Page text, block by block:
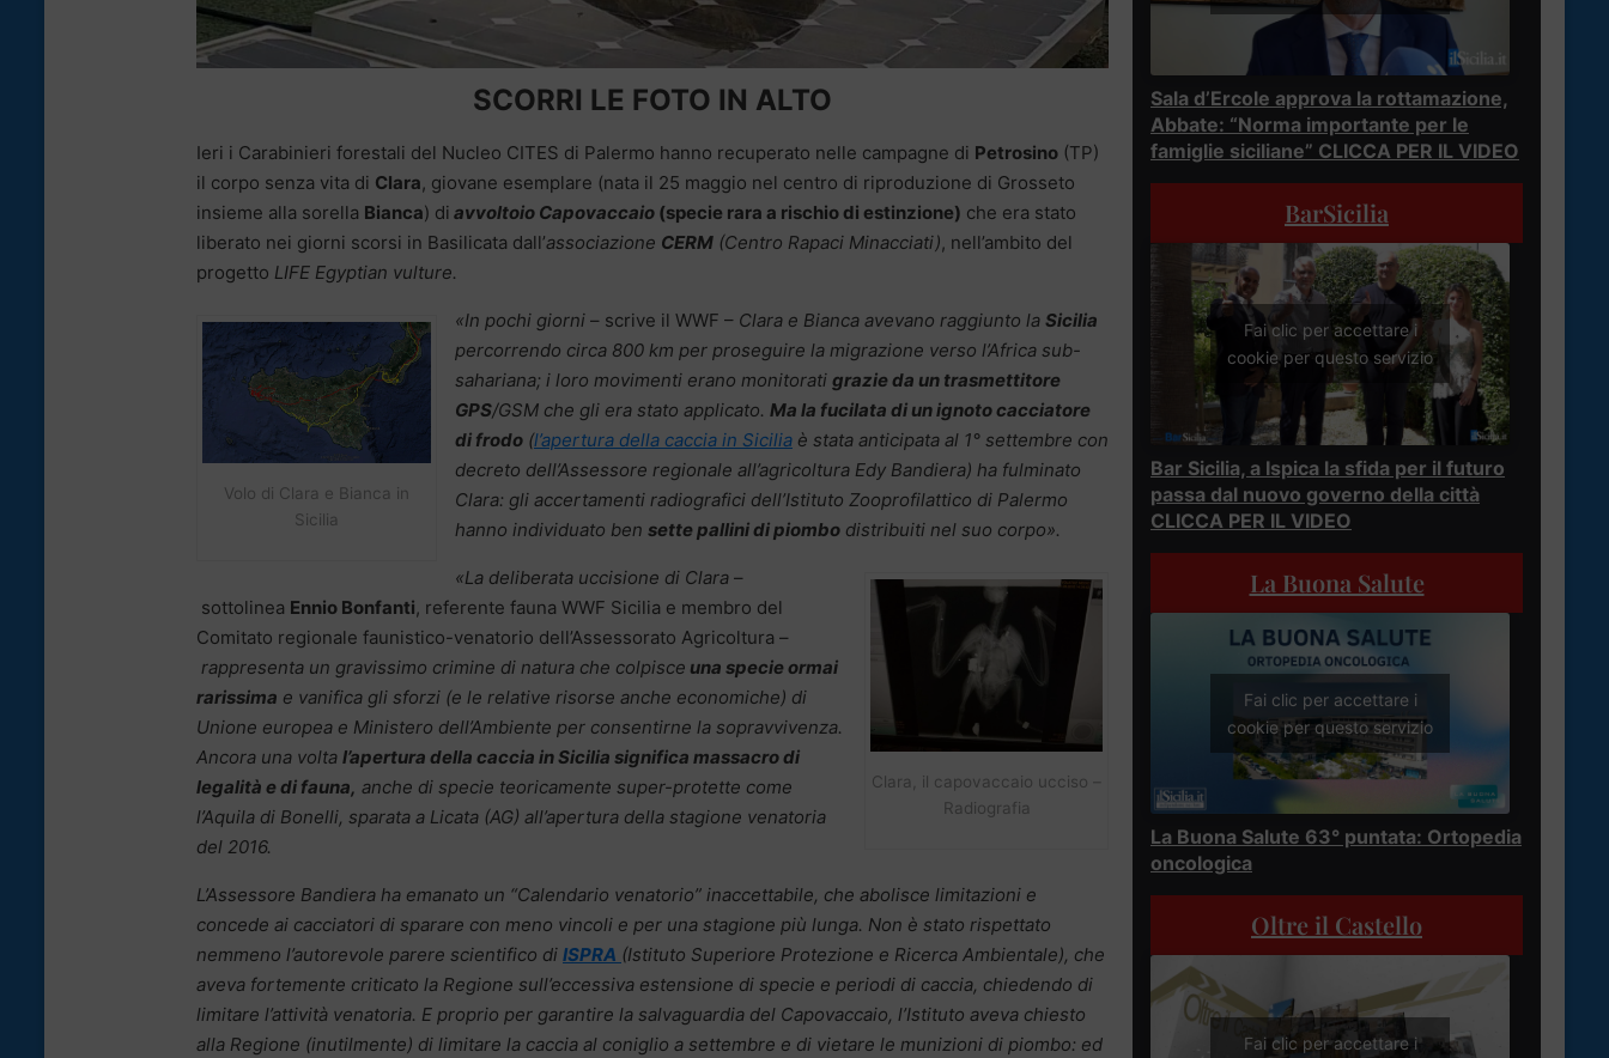
SCORRI LE FOTO IN ALTO
Ieri i Carabinieri forestali del Nucleo CITES di Palermo hanno recuperato nelle campagne di Petrosino (TP)
il corpo senza vita di Clara, giovane esemplare (nata il 25 maggio nel centro di riproduzione di Grosseto
insieme alla sorella Bianca) di avvoltoio Capovaccaio (specie rara a rischio di estinzione) che era stato
liberato nei giorni scorsi in Basilicata dall’associazione CERM (Centro Rapaci Minacciati), nell’ambito del
progetto LIFE Egyptian vulture.
Volo di Clara e Bianca in
Sicilia
«In pochi giorni – scrive il WWF – Clara e Bianca avevano raggiunto la Sicilia
percorrendo circa 800 km per proseguire la migrazione verso l’Africa sub-
sahariana; i loro movimenti erano monitorati grazie da un trasmettitore
GPS/GSM che gli era stato applicato. Ma la fucilata di un ignoto cacciatore
di frodo (l’apertura della caccia in Sicilia è stata anticipata al 1° settembre con
decreto dell’Assessore regionale all’agricoltura Edy Bandiera) ha fulminato
Clara: gli accertamenti radiografici dell’Istituto Zooprofilattico di Palermo
hanno individuato ben sette pallini di piombo distribuiti nel suo corpo».
Clara, il capovaccaio ucciso –
Radiografia
«La deliberata uccisione di Clara –
sottolinea Ennio Bonfanti, referente fauna WWF Sicilia e membro del
Comitato regionale faunistico-venatorio dell’Assessorato Agricoltura –
rappresenta un gravissimo crimine di natura che colpisce una specie ormai
rarissima e vanifica gli sforzi (e le relative risorse anche economiche) di
Unione europea e Ministero dell’Ambiente per consentirne la sopravvivenza.
Ancora una volta l’apertura della caccia in Sicilia significa massacro di
legalità e di fauna, anche di specie teoricamente super-protette come
l’Aquila di Bonelli, sparata a Licata (AG) all’apertura della stagione venatoria
del 2016.
L’Assessore Bandiera ha emanato un “Calendario venatorio” inaccettabile, che abolisce limitazioni e
concede ai cacciatori di sparare con meno vincoli e per una stagione più lunga. Non è stato rispettato
nemmeno l’autorevole parere scientifico di ISPRA (Istituto Superiore Protezione e Ricerca Ambientale), che
aveva fortemente criticato la Regione sull’eccessiva estensione di specie e periodi di caccia, chiedendo di
limitare l’attività venatoria. E proprio per garantire la salvaguardia del Capovaccaio, l’Istituto aveva chiesto
alla Regione (inutilmente) di limitare la caccia al coniglio a settembre e di vietare le munizioni di piombo: ed
Sala d’Ercole approva la rottamazione,
Abbate: “Norma importante per le
famiglie siciliane” CLICCA PER IL VIDEO
BarSicilia
Fai clic per accettare i
cookie per questo servizio
Bar Sicilia, a Ispica la sfida per il futuro
passa dal nuovo governo della città
CLICCA PER IL VIDEO
La Buona Salute
Fai clic per accettare i
cookie per questo servizio
La Buona Salute 63° puntata: Ortopedia
oncologica
Oltre il Castello
Fai clic per accettare i